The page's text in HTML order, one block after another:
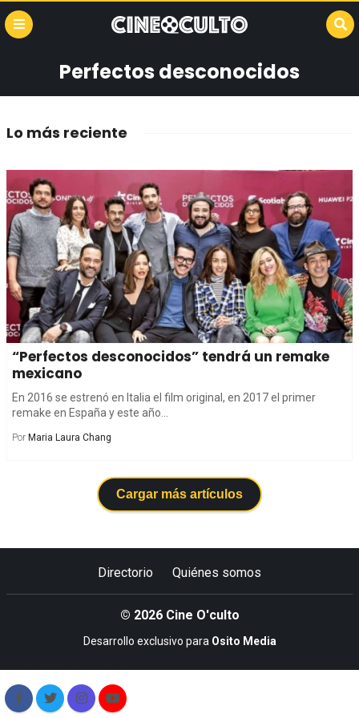
Perfectos desconocidos
Lo más reciente
“Perfectos desconocidos” tendrá un remake
mexicano
En 2016 se estrenó en Italia el film original, en 2017 el primer
remake en España y este año...
Por Maria Laura Chang
Cargar más artículos
Directorio Quiénes somos
© 2026 Cine O'culto
Desarrollo exclusivo para Osito Media